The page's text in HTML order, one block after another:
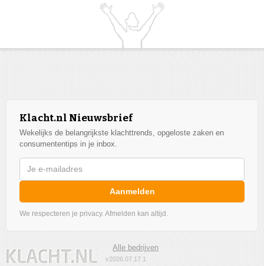
Klacht.nl Nieuwsbrief
Wekelijks de belangrijkste klachttrends, opgeloste zaken en
consumententips in je inbox.
Aanmelden
We respecteren je privacy. Afmelden kan altijd.
Alle bedrijven
v2026.07.17.1